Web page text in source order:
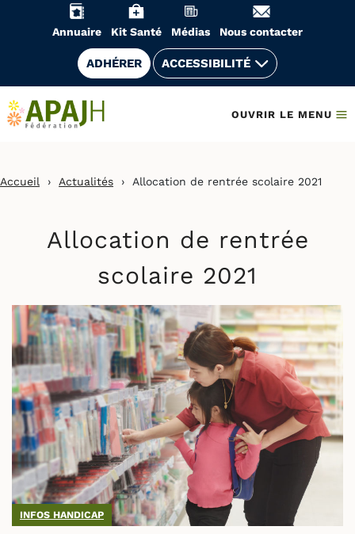
Annuaire Kit Santé Médias Nous contacter
ADHÉRER ACCESSIBILITÉ
OUVRIR LE MENU
Accueil › Actualités › Allocation de rentrée scolaire 2021
Allocation de rentrée
scolaire 2021
INFOS HANDICAP